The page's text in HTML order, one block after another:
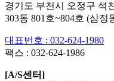
경기도 부천시 오정구 석
303동 801호~804호 (삼
대표번호 : 032-624-1980
팩스 : 032-624-1986
[A/S센터]